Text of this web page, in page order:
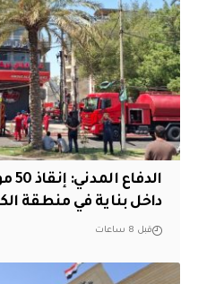
داخل بناية في منطقة
قبل 8 ساعات